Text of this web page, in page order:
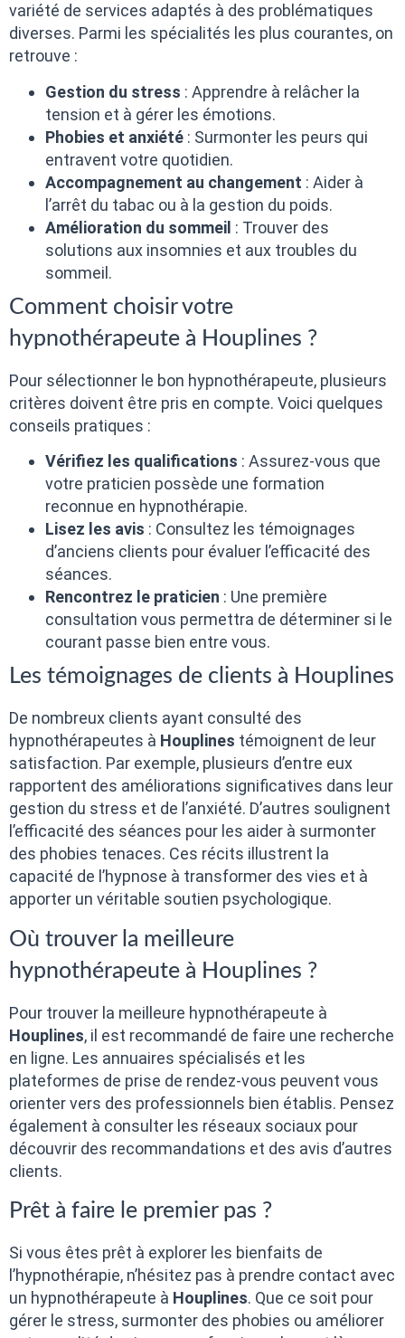
variété de services adaptés à des problématiques
diverses. Parmi les spécialités les plus courantes, on
retrouve :
Gestion du stress : Apprendre à relâcher la
tension et à gérer les émotions.
Phobies et anxiété : Surmonter les peurs qui
entravent votre quotidien.
Accompagnement au changement : Aider à
l’arrêt du tabac ou à la gestion du poids.
Amélioration du sommeil : Trouver des
solutions aux insomnies et aux troubles du
sommeil.
Comment choisir votre
hypnothérapeute à Houplines ?
Pour sélectionner le bon hypnothérapeute, plusieurs
critères doivent être pris en compte. Voici quelques
conseils pratiques :
Vérifiez les qualifications : Assurez-vous que
votre praticien possède une formation
reconnue en hypnothérapie.
Lisez les avis : Consultez les témoignages
d’anciens clients pour évaluer l’efficacité des
séances.
Rencontrez le praticien : Une première
consultation vous permettra de déterminer si le
courant passe bien entre vous.
Les témoignages de clients à Houplines
De nombreux clients ayant consulté des
hypnothérapeutes à Houplines témoignent de leur
satisfaction. Par exemple, plusieurs d’entre eux
rapportent des améliorations significatives dans leur
gestion du stress et de l’anxiété. D’autres soulignent
l’efficacité des séances pour les aider à surmonter
des phobies tenaces. Ces récits illustrent la
capacité de l’hypnose à transformer des vies et à
apporter un véritable soutien psychologique.
Où trouver la meilleure
hypnothérapeute à Houplines ?
Pour trouver la meilleure hypnothérapeute à
Houplines, il est recommandé de faire une recherche
en ligne. Les annuaires spécialisés et les
plateformes de prise de rendez-vous peuvent vous
orienter vers des professionnels bien établis. Pensez
également à consulter les réseaux sociaux pour
découvrir des recommandations et des avis d’autres
clients.
Prêt à faire le premier pas ?
Si vous êtes prêt à explorer les bienfaits de
l’hypnothérapie, n’hésitez pas à prendre contact avec
un hypnothérapeute à Houplines. Que ce soit pour
gérer le stress, surmonter des phobies ou améliorer